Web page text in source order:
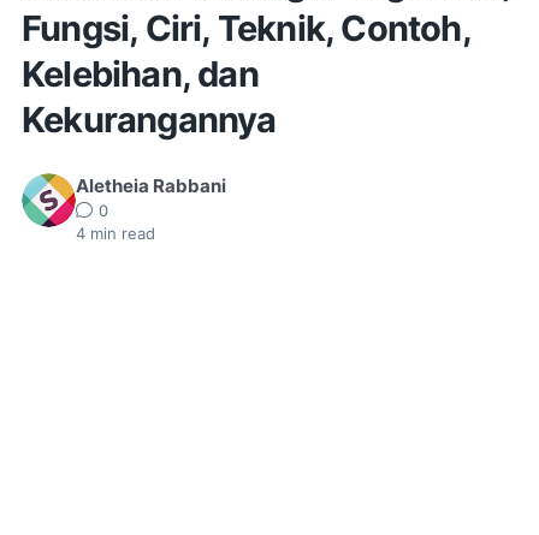
Fungsi, Ciri, Teknik, Contoh,
Kelebihan, dan
Kekurangannya
Aletheia Rabbani
0
4 min read